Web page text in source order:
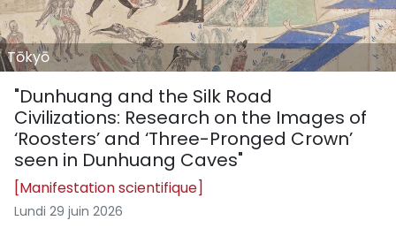
Tōkyō
"Dunhuang and the Silk Road
Civilizations: Research on the Images of
‘Roosters’ and ‘Three-Pronged Crown’
seen in Dunhuang Caves"
[Manifestation scientifique]
Lundi 29 juin 2026